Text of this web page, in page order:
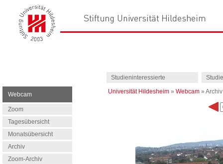
Studieninteressierte
Webcam
Zoom
Tagesübersicht
Monatsübersicht
Archiv
Zoom-Archiv
Universität Hildesheim » Webcam » Archiv